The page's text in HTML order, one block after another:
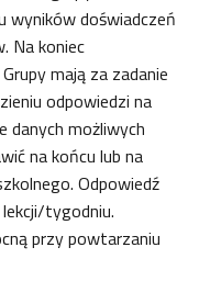
wyników doświadczeń
Na koniec
mają za zadanie
odpowiedzi na
danych możliwych
na końcu lub na
Odpowiedź
tygodniu.
przy powtarzaniu